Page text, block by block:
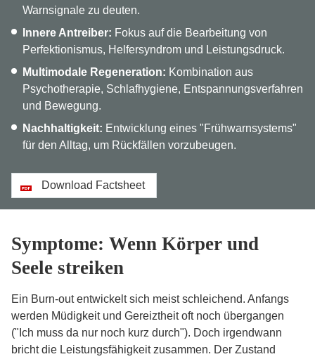
Warnsignale zu deuten.
Innere Antreiber: Fokus auf die Bearbeitung von
Perfektionismus, Helfersyndrom und Leistungsdruck.
Multimodale Regeneration: Kombination aus
Psychotherapie, Schlafhygiene, Entspannungsverfahren
und Bewegung.
Nachhaltigkeit: Entwicklung eines "Frühwarnsystems"
für den Alltag, um Rückfällen vorzubeugen.
Download Factsheet
Symptome: Wenn Körper und
Seele streiken
Ein Burn-out entwickelt sich meist schleichend. Anfangs
werden Müdigkeit und Gereiztheit oft noch übergangen
("Ich muss da nur noch kurz durch"). Doch irgendwann
bricht die Leistungsfähigkeit zusammen. Der Zustand